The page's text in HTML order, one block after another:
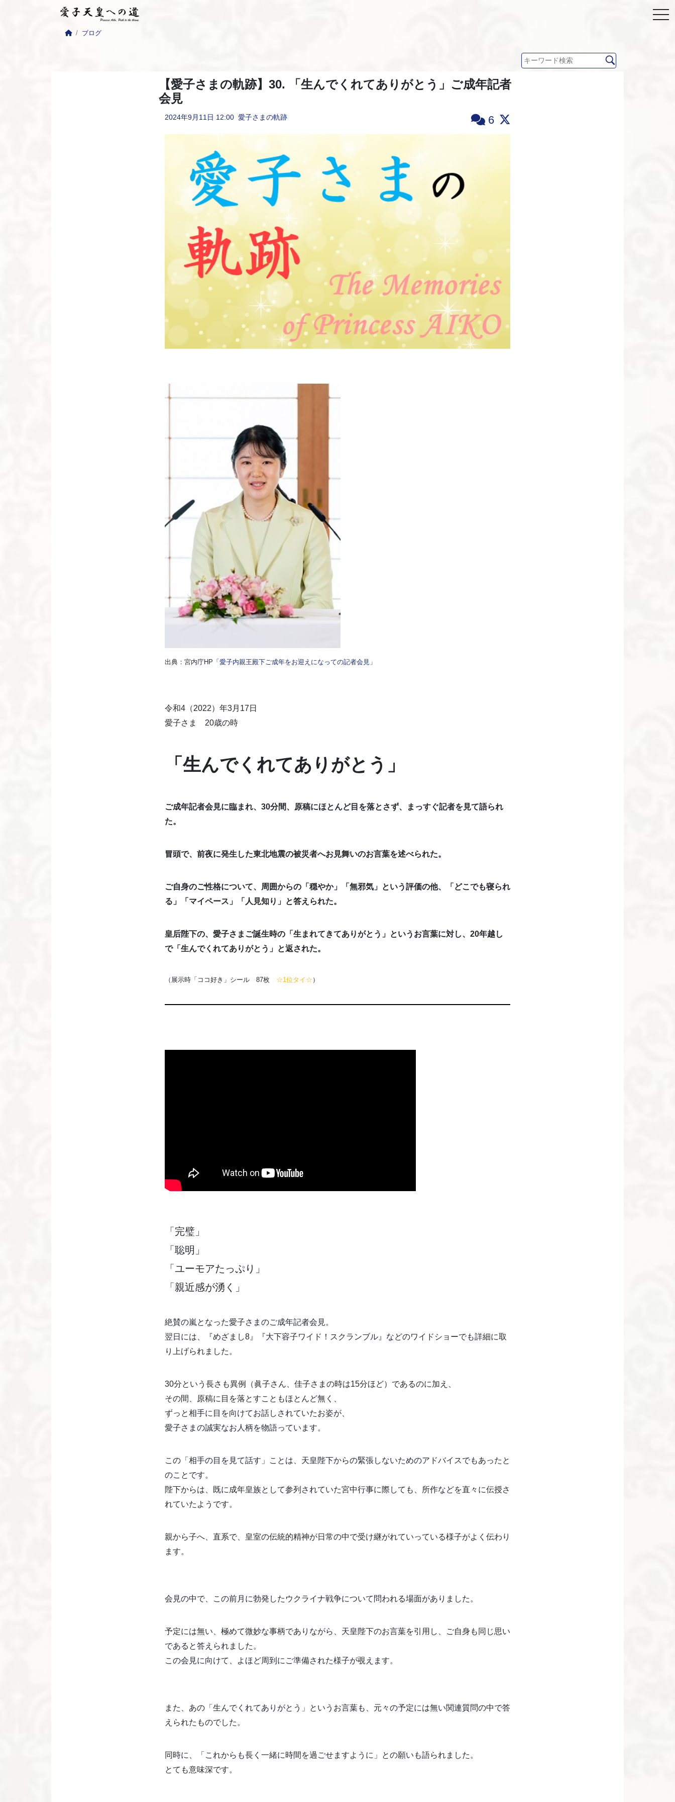
ブログ
【愛子さまの軌跡】30. 「生んでくれてありがとう」ご成年記者
会見
2024年9月11日 12:00 愛子さまの軌跡 6
出典：宮内庁HP 「愛子内親王殿下ご成年をお迎えになっての記者会見」
令和4（2022）年3月17日
愛子さま 20歳の時
「生んでくれてありがとう」
ご成年記者会見に臨まれ、30分間、原稿にほとんど目を落とさず、まっすぐ記者を見て語られ
た。
冒頭で、前夜に発生した東北地震の被災者へお見舞いのお言葉を述べられた。
ご自身のご性格について、周囲からの「穏やか」「無邪気」という評価の他、「どこでも寝られ
る」「マイペース」「人見知り」と答えられた。
皇后陛下の、愛子さまご誕生時の「生まれてきてありがとう」というお言葉に対し、20年越し
で「生んでくれてありがとう」と返された。
（展示時「ココ好き」シール 87枚 ☆1位タイ☆ ）
「完璧」
「聡明」
「ユーモアたっぷり」
「親近感が湧く」
絶賛の嵐となった愛子さまのご成年記者会見。
翌日には、『めざまし8』『大下容子ワイド！スクランブル』などのワイドショーでも詳細に取
り上げられました。
30分という長さも異例（眞子さん、佳子さまの時は15分ほど）であるのに加え、
その間、原稿に目を落とすこともほとんど無く、
ずっと相手に目を向けてお話しされていたお姿が、
愛子さまの誠実なお人柄を物語っています。
この「相手の目を見て話す」ことは、天皇陛下からの緊張しないためのアドバイスでもあったと
のことです。
陛下からは、既に成年皇族として参列されていた宮中行事に際しても、所作などを直々に伝授さ
れていたようです。
親から子へ、直系で、皇室の伝統的精神が日常の中で受け継がれていっている様子がよく伝わり
ます。
会見の中で、この前月に勃発したウクライナ戦争について問われる場面がありました。
予定には無い、極めて微妙な事柄でありながら、天皇陛下のお言葉を引用し、ご自身も同じ思い
であると答えられました。
この会見に向けて、よほど周到にご準備された様子が覗えます。
また、あの「生んでくれてありがとう」というお言葉も、元々の予定には無い関連質問の中で答
えられたものでした。
同時に、「これからも長く一緒に時間を過ごせますように」との願いも語られました。
とても意味深です。